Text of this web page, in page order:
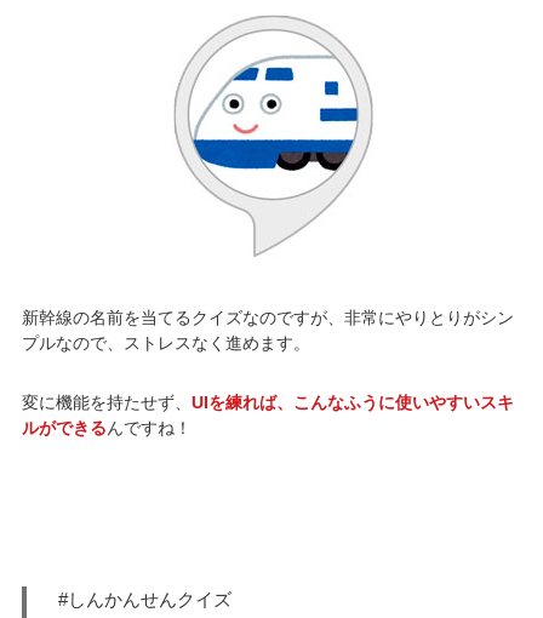
新幹線の名前を当てるクイズなのですが、非常にやりとりがシン
プルなので、ストレスなく進めます。
変に機能を持たせず、 UIを練れば、こんなふうに使いやすいスキ
ルができるんですね！
#しんかんせんクイズ